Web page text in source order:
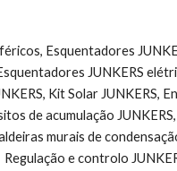
JUNKERS
Kit Solar JUNKERS,
de acumulação
murais de
e controlo